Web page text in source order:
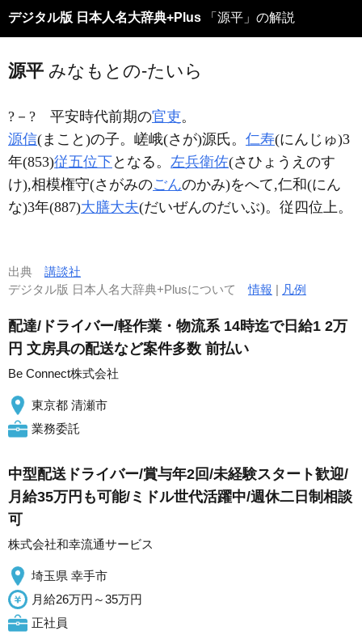
デジタル版 日本人名大辞典+Plus 「源平」の解説
源平 みなもとの-たいら
?－? 平安時代前期の官吏。
源信(まこと)の子。嵯峨(さが)源氏。 仁寿(にんじゅ)3
年(853)従五位下となる。 左兵衛佐(さひょうえのす
け),相模権守(さがみのごんのかみ)をへて,仁和(にん
な)3年(887)大膳大夫(だいぜんのだいぶ)。従四位上。
出典 講談社
デジタル版 日本人名大辞典+Plusについて情報 | 凡例
配達/ドライバー/軽作業・物流系 14時迄で日給1 2万
円 文房具の配送など案件多数 前払い
Be Connect株式会社
東京都 清瀬市
業務委託
中型配送ドライバー/賞与年2回/未経験スタート歓迎/
月給35万円も可能/ミドル世代活躍中/週休二日制相談
可
株式会社和幸流通サービス
埼玉県 幸手市
月給26万円～35万円
正社員